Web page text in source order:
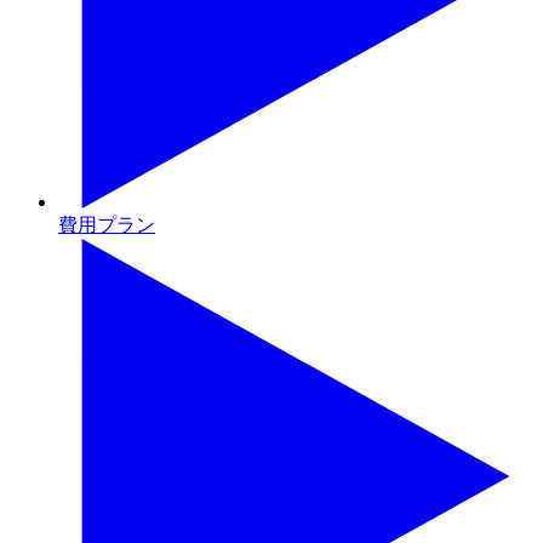
費用プラン